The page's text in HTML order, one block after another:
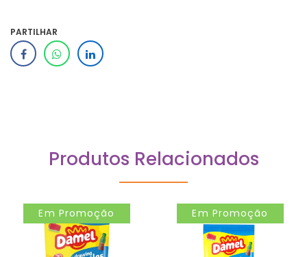
PARTILHAR
Produtos Relacionados
Em Promoção Em Promoção